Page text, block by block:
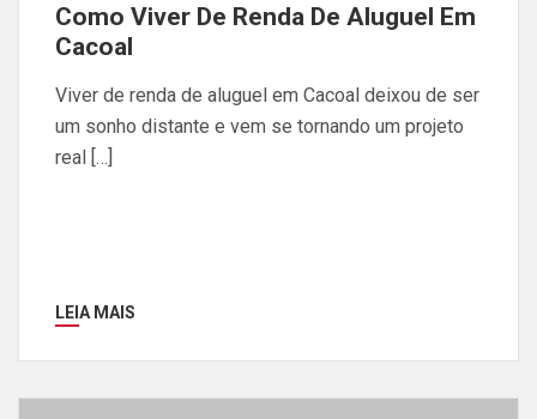
Como Viver De Renda De Aluguel Em
Cacoal
Viver de renda de aluguel em Cacoal deixou de ser
um sonho distante e vem se tornando um projeto
real […]
LEIA MAIS